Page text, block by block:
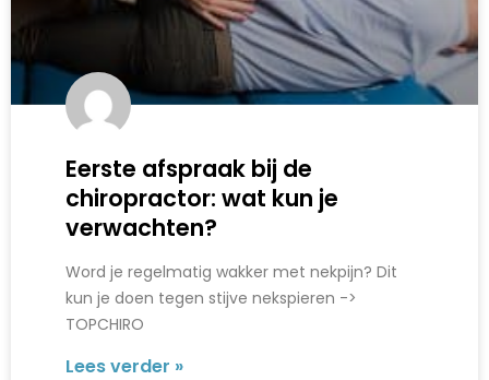
Eerste afspraak bij de
chiropractor: wat kun je
verwachten?
Word je regelmatig wakker met nekpijn? Dit
kun je doen tegen stijve nekspieren ->
TOPCHIRO
Lees verder »